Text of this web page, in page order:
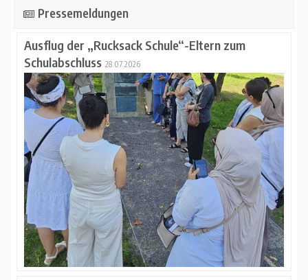
Pressemeldungen
Ausflug der „Rucksack Schule“-Eltern zum
Schulabschluss 28.07.2026